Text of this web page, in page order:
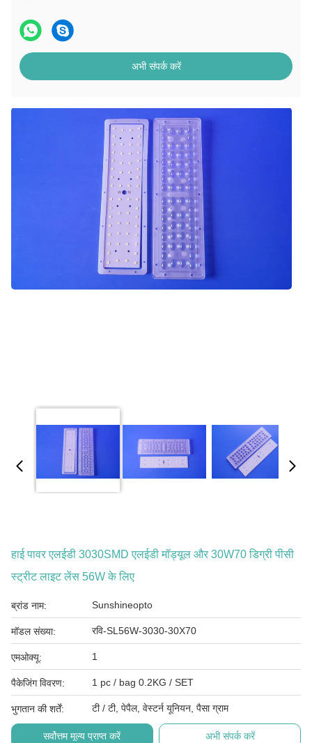
अभी संपर्क करें
हाई पावर एलईडी 3030SMD एलईडी मॉड्यूल और 30W70 डिग्री पीसी
स्ट्रीट लाइट लेंस 56W के लिए
ब्रांड नाम: Sunshineopto
मॉडल संख्या: रवि-SL56W-3030-30X70
एमओक्यू: 1
पैकेजिंग विवरण: 1 pc / bag 0.2KG / SET
भुगतान की शर्तें: टी / टी, पेपैल, वेस्टर्न यूनियन, पैसा ग्राम
सर्वोत्तम मूल्य प्राप्त करें अभी संपर्क करें